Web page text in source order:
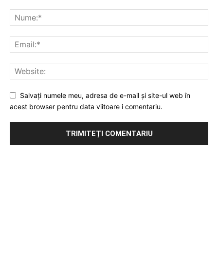
Salvați numele meu, adresa de e-mail și site-ul web în
acest browser pentru data viitoare i comentariu.